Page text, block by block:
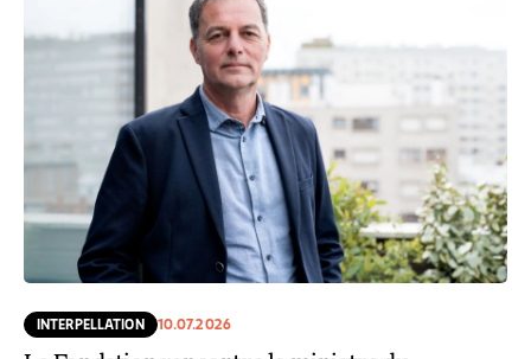
INTERPELLATION 10.07.2026